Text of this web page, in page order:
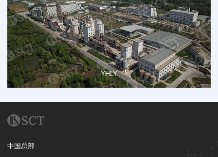
YHLY
中国总部